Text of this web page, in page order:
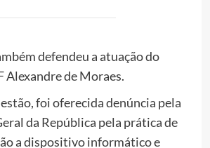
defendeu a atuação do
Alexandre de Moraes.
foi oferecida denúncia pela
da República pela prática de
a dispositivo informático e